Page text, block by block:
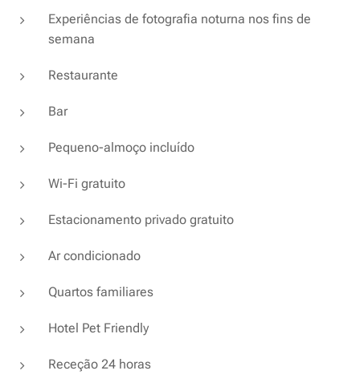
Experiências de fotografia noturna nos fins de
semana
Restaurante
Bar
Pequeno-almoço incluído
Wi-Fi gratuito
Estacionamento privado gratuito
Ar condicionado
Quartos familiares
Hotel Pet Friendly
Receção 24 horas